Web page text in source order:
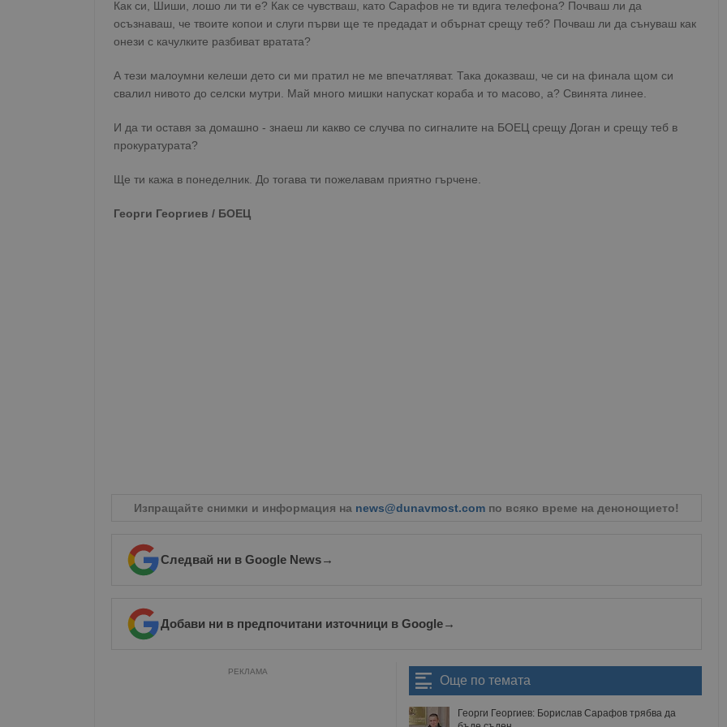
Как си, Шиши, лошо ли ти е? Как се чувстваш, като Сарафов не ти вдига телефона? Почваш ли да
осъзнаваш, че твоите копои и слуги първи ще те предадат и обърнат срещу теб? Почваш ли да сънуваш как
онези с качулките разбиват вратата?
А тези малоумни келеши дето си ми пратил не ме впечатляват. Така доказваш, че си на финала щом си
свалил нивото до селски мутри. Май много мишки напускат кораба и то масово, а? Свинята линее.
И да ти оставя за домашно - знаеш ли какво се случва по сигналите на БОЕЦ срещу Доган и срещу теб в
прокуратурата?
Ще ти кажа в понеделник. До тогава ти пожелавам приятно гърчене.
Георги Георгиев / БОЕЦ
Изпращайте снимки и информация на news@dunavmost.com по всяко време на денонощието!
Следвай ни в Google News→
Добави ни в предпочитани източници в Google→
РЕКЛАМА
Още по темата
Георги Георгиев: Борислав Сарафов трябва да